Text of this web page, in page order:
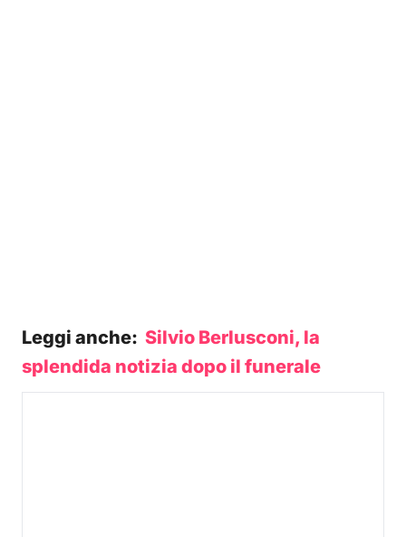
Leggi anche: Silvio Berlusconi, la
splendida notizia dopo il funerale